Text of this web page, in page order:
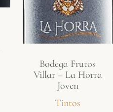
Bodega Frutos
Villar – La Horra
Joven
Tintos